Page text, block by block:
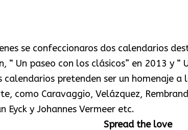
se confeccionaros dos calendarios
“ Un paseo con los clásicos” en 2013 y “
calendarios pretenden ser un homenaje
como Caravaggio, Velázquez,
Eyck y Johannes Vermeer etc.
Spread the love